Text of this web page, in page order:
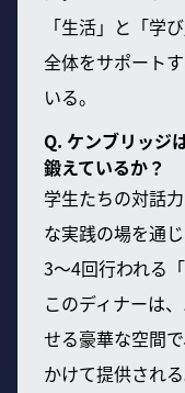
「生活」と「学
全体をサポート
いる。
Q. ケンブリッジ
鍛えているか？
学生たちの対話
な実践の場を通
3〜4回行われる
このディナーは
せる豪華な空間
かけて提供され